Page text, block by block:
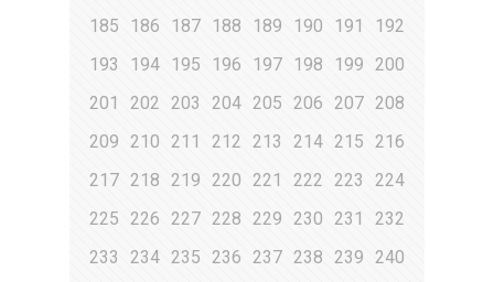
185
186 187 188 189 190 191
192
193
194 195 196 197 198 199 200
201
202 203 204 205 206 207 208
209 210 211 212 213 214 215 216
217 218 219 220 221 222 223
224
225 226 227 228 229 230 231
232
233
234 235 236 237 238 239 240